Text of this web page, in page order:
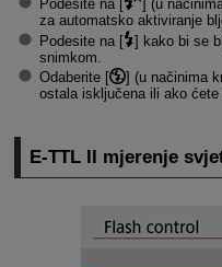
Podesite na [ ] (u
za automatsko aktiviranje
Podesite na [
] kako bi se
snimkom.
Odaberite [
] (u načinima
ostala isključena ili ako
E-TTL II mjerenje